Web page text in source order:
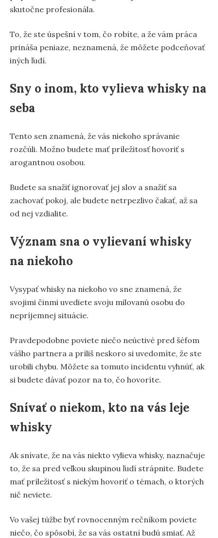
skutočne profesionála.
To, že ste úspešní v tom, čo robíte, a že vám práca
prináša peniaze, neznamená, že môžete podceňovať
iných ľudí.
Sny o inom, kto vylieva whisky na
seba
Tento sen znamená, že vás niekoho správanie
rozčúli. Možno budete mať príležitosť hovoriť s
arogantnou osobou.
Budete sa snažiť ignorovať jej slov a snažiť sa
zachovať pokoj, ale budete netrpezlivo čakať, až sa
od nej vzdialite.
Význam sna o vylievaní whisky
na niekoho
Vysypať whisky na niekoho vo sne znamená, že
svojimi činmi uvediete svoju milovanú osobu do
nepríjemnej situácie.
Pravdepodobne poviete niečo neúctivé pred šéfom
vášho partnera a príliš neskoro si uvedomíte, že ste
urobili chybu. Môžete sa tomuto incidentu vyhnúť, ak
si budete dávať pozor na to, čo hovoríte.
Snívať o niekom, kto na vás leje
whisky
Ak snívate, že na vás niekto vylieva whisky, naznačuje
to, že sa pred veľkou skupinou ľudí strápnite. Budete
mať príležitosť s niekým hovoriť o témach, o ktorých
nič neviete.
Vo vašej túžbe byť rovnocenným rečníkom poviete
niečo, čo spôsobí, že sa vás ostatní budú smiať. Až